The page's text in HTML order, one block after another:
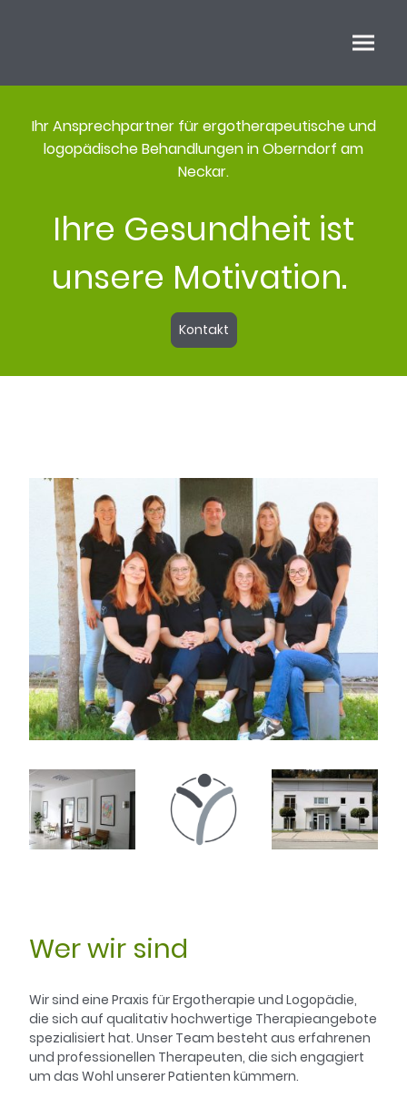
Ihr Ansprechpartner für ergotherapeutische und
logopädische Behandlungen in Oberndorf am
Neckar.
Ihre Gesundheit ist
unsere Motivation.
Kontakt
Wer wir sind
Wir sind eine Praxis für Ergotherapie und Logopädie,
die sich auf qualitativ hochwertige Therapieangebote
spezialisiert hat. Unser Team besteht aus erfahrenen
und professionellen Therapeuten, die sich engagiert
um das Wohl unserer Patienten kümmern.